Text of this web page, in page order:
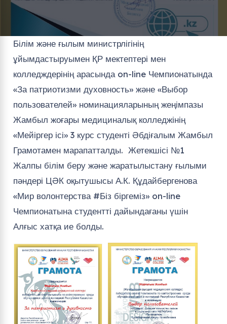
Білім және ғылым министрлігінің
ұйымдастыруымен ҚР мектептері мен
колледждерінің арасында on-line Чемпионатында
«За патриотизми духовность» және «Выбор
пользователей» номинацияларының жеңімпазы
Жамбыл жоғары медициналық колледжінің
«Мейіргер ісі» 3 курс студенті Әбдіғалым Жамбыл
Грамотамен марапатталды. Жетекшісі №1
Жалпы білім беру және жаратылыстану ғылыми
пәндері ЦӘК оқытушысы А.К. Құдайбергенова
«Мир волонтерства #Біз біргеміз» on-line
Чемпионатына студентті дайындағаны үшін
Алғыс хатқа ие болды.